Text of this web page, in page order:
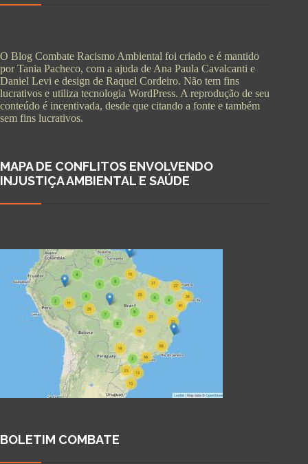
O Blog Combate Racismo Ambiental foi criado e é mantido
por Tania Pacheco, com a ajuda de Ana Paula Cavalcanti e
Daniel Levi e design de Raquel Cordeiro. Não tem fins
lucrativos e utiliza tecnologia WordPress. A reprodução de seu
conteúdo é incentivada, desde que citando a fonte e também
sem fins lucrativos.
MAPA DE CONFLITOS ENVOLVENDO
INJUSTIÇA AMBIENTAL E SAÚDE
BOLETIM COMBATE